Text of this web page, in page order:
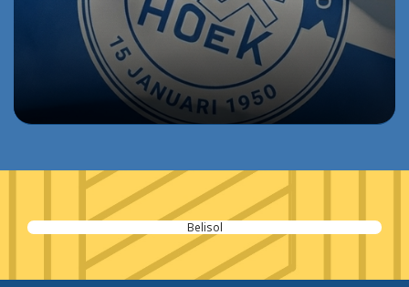
Belisol